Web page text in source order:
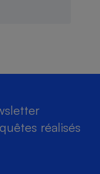
réalisés